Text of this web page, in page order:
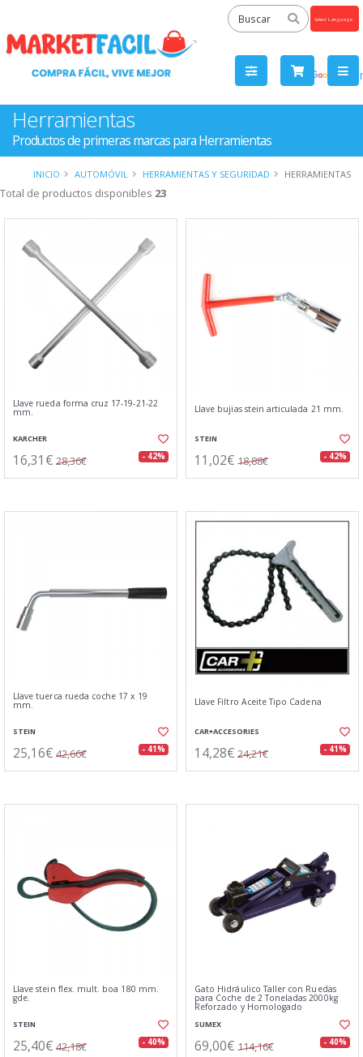
by
Herramientas
Productos de primeras marcas para Herramientas
INICIO AUTOMÓVIL HERRAMIENTAS Y SEGURIDAD HERRAMIENTAS
Total de productos disponibles 23
Llave rueda forma cruz 17-19-21-22
mm.
KARCHER
16,31€ 28,36€ - 42%
Llave bujias stein articulada 21 mm.
STEIN
11,02€ 18,88€ - 42%
Llave tuerca rueda coche 17 x 19
mm.
STEIN
25,16€ 42,66€ - 41%
Llave Filtro Aceite Tipo Cadena
CAR+ACCESORIES
14,28€ 24,21€ - 41%
Llave stein flex. mult. boa 180 mm.
gde.
STEIN
25,40€ 42,18€ - 40%
Gato Hidráulico Taller con Ruedas
para Coche de 2 Toneladas 2000kg
Reforzado y Homologado
SUMEX
69,00€ 114,16€ - 40%